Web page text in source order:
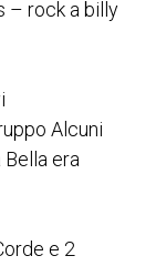
– rock a billy
Alcuni
era
e 2